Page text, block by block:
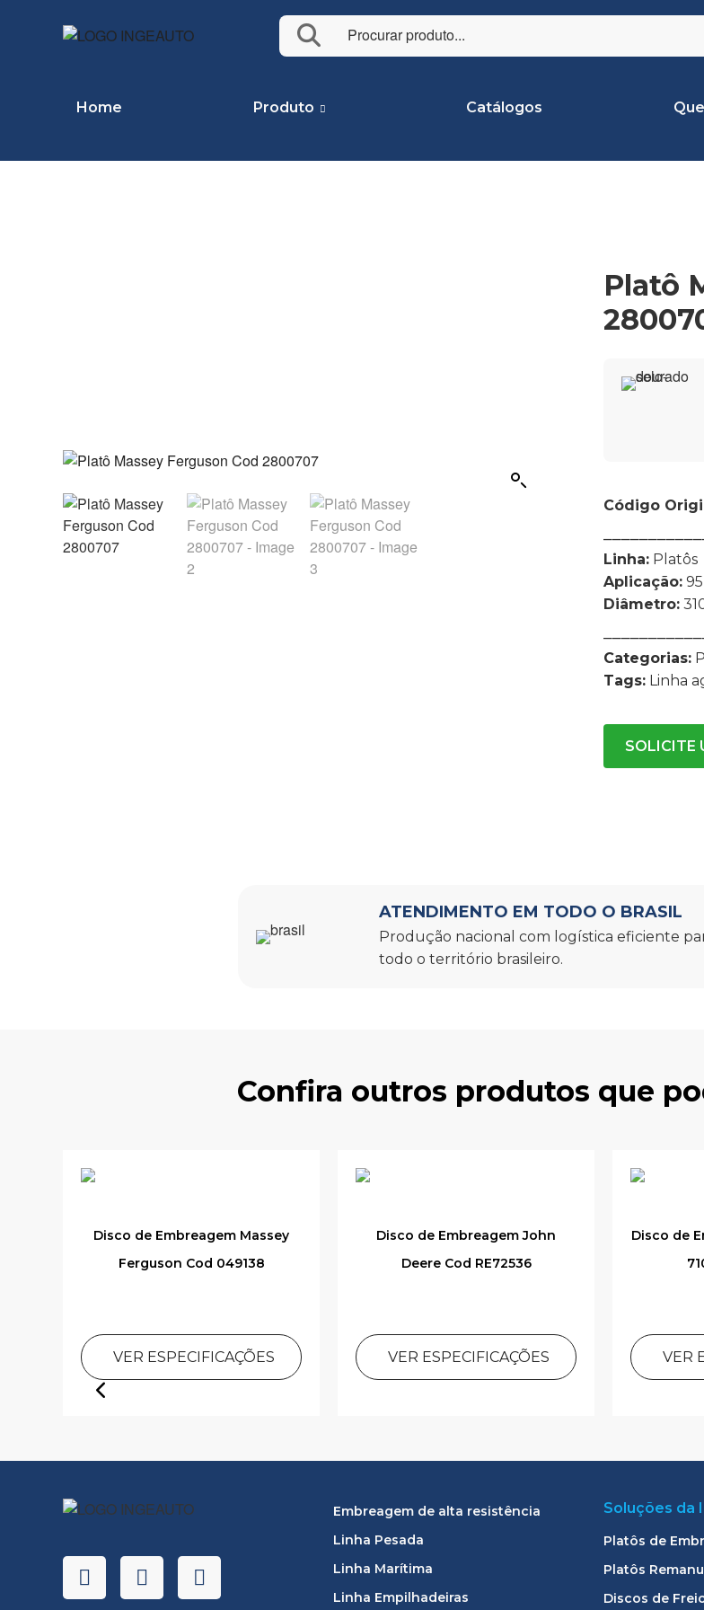
Home Produto Catálogos
Platô
Código
Linha: Platôs
Aplicação:
Diâmetro:
Categorias:
Tags: Linha
SOLICITE
ATENDIMENTO EM TODO O BRASIL
Produção nacional com logística eficiente
todo o território brasileiro.
Confira outros produtos que
Disco de Embreagem Massey
Ferguson Cod 049138
VER ESPECIFICAÇÕES
Disco de Embreagem John
Deere Cod RE72536
VER ESPECIFICAÇÕES
Disco de
VER
Embreagem de alta resistência
Linha Pesada
Linha Marítima
Linha Empilhadeiras
Soluções da
Platôs de
Platôs
Discos de